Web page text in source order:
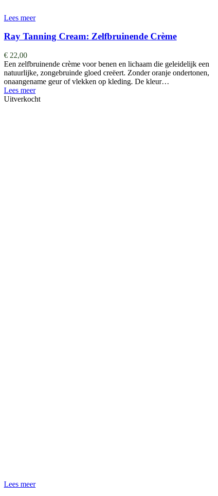
Lees meer
Ray Tanning Cream: Zelfbruinende Crème
€ 22,00
Een zelfbruinende crème voor benen en lichaam die geleidelijk een
natuurlijke, zongebruinde gloed creëert. Zonder oranje ondertonen,
onaangename geur of vlekken op kleding. De kleur…
Lees meer
Uitverkocht
Lees meer